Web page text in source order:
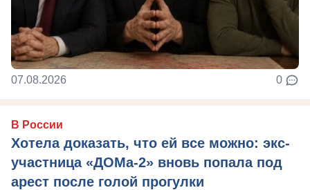
07.08.2026 0
В России
Хотела доказать, что ей все можно: экс-
участница «ДОМа-2» вновь попала под
арест после голой прогулки